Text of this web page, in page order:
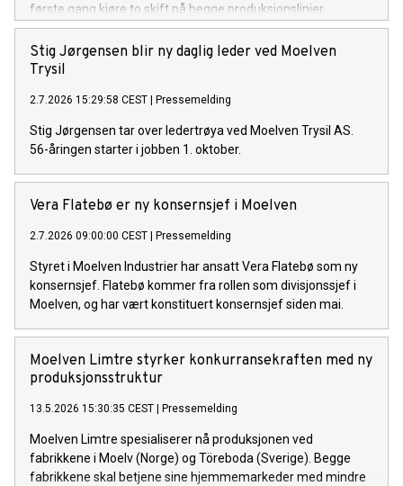
første gang kjøre to skift på begge produksjonslinjer
samtidig. Det skjer mindre enn ett år etter at rundt 100
ansatte ble permittert.
Stig Jørgensen blir ny daglig leder ved Moelven
Trysil
2.7.2026 15:29:58 CEST Pressemelding
Stig Jørgensen tar over ledertrøya ved Moelven Trysil AS.
56-åringen starter i jobben 1. oktober.
Vera Flatebø er ny konsernsjef i Moelven
2.7.2026 09:00:00 CEST Pressemelding
Styret i Moelven Industrier har ansatt Vera Flatebø som ny
konsernsjef. Flatebø kommer fra rollen som divisjonssjef i
Moelven, og har vært konstituert konsernsjef siden mai.
Moelven Limtre styrker konkurransekraften med ny
produksjonsstruktur
13.5.2026 15:30:35 CEST Pressemelding
Moelven Limtre spesialiserer nå produksjonen ved
fabrikkene i Moelv (Norge) og Töreboda (Sverige). Begge
fabrikkene skal betjene sine hjemmemarkeder med mindre